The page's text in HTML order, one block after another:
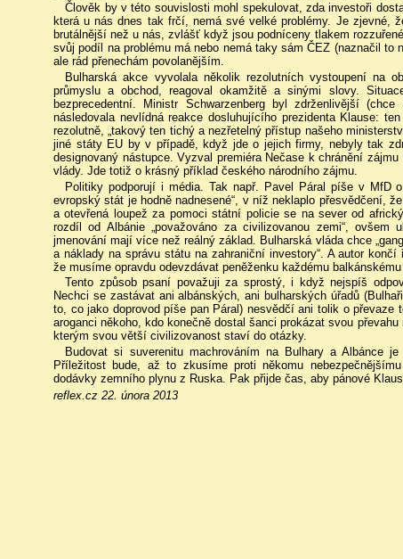
Člověk by v této souvislosti mohl spekulovat, zda investoři
která u nás dnes tak frčí, nemá své velké problémy. Je zjevné,
brutálnější než u nás, zvlášť když jsou podníceny tlakem
svůj podíl na problému má nebo nemá taky sám ČEZ (naznačil to
ale rád přenechám povolanějším.
Bulharská akce vyvolala několik rezolutních vystoupení na
průmyslu a obchod, reagoval okamžitě a sinými slovy.
bezprecedentní. Ministr Schwarzenberg byl zdrženlivější
následovala nevlídná reakce dosluhujícího prezidenta Klause:
rezolutně, „takový ten tichý a nezřetelný přístup našeho
jiné státy EU by v případě, když jde o jejich firmy, nebyly tak
designovaný nástupce. Vyzval premiéra Nečase k chránění
vlády. Jde totiž o krásný příklad českého národního zájmu.
Politiky podporují i média. Tak např. Pavel Páral píše v MfD
evropský stát je hodně nadnesené“, v níž neklaplo přesvědčení,
a otevřená loupež za pomoci státní policie se na sever od
rozdíl od Albánie „považováno za civilizovanou zemi“,
jmenování mají více než reálný základ. Bulharská vláda chce
a náklady na správu státu na zahraniční investory“. A autor
že musíme opravdu odevzdávat peněženku každému
Tento způsob psaní považuji za sprostý, i když nejspíš
Nechci se zastávat ani albánských, ani bulharských úřadů
to, co jako doprovod píše pan Páral) nesvědčí ani tolik o
aroganci někoho, kdo konečně dostal šanci prokázat svou
kterým svou větší civilizovanost staví do otázky.
Budovat si suverenitu machrováním na Bulhary a Albánce
Příležitost bude, až to zkusíme proti někomu
dodávky zemního plynu z Ruska. Pak přijde čas, aby pánové
reflex.cz 22. února 2013